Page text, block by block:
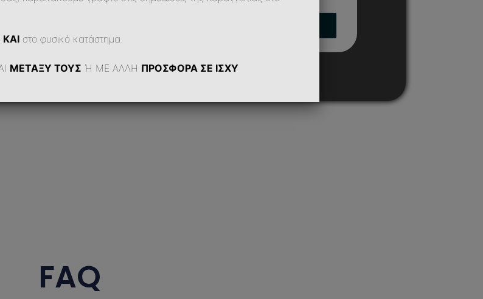
FAQ
ΚΑΙστο φυσικό κατάστημα.
ΜΕΤΑΞΥ ΤΟΥΣ Ή ΜΕ ΑΛΛΗ ΠΡΟΣΦΟΡΑ ΣΕ ΙΣΧΥ